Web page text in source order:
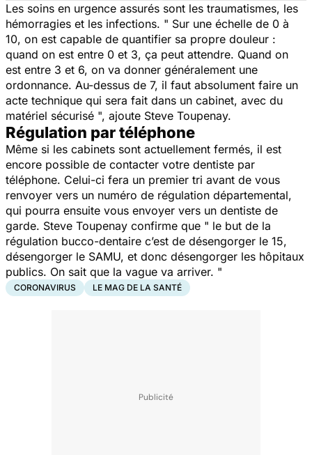
Les soins en urgence assurés sont les traumatismes, les
hémorragies et les infections. " Sur une échelle de 0 à
10, on est capable de quantifier sa propre douleur :
quand on est entre 0 et 3, ça peut attendre. Quand on
est entre 3 et 6, on va donner généralement une
ordonnance. Au-dessus de 7, il faut absolument faire un
acte technique qui sera fait dans un cabinet, avec du
matériel sécurisé ", ajoute Steve Toupenay.
Régulation par téléphone
Même si les cabinets sont actuellement fermés, il est
encore possible de contacter votre dentiste par
téléphone. Celui-ci fera un premier tri avant de vous
renvoyer vers un numéro de régulation départemental,
qui pourra ensuite vous envoyer vers un dentiste de
garde. Steve Toupenay confirme que " le but de la
régulation bucco-dentaire c’est de désengorger le 15,
désengorger le SAMU, et donc désengorger les hôpitaux
publics. On sait que la vague va arriver. "
CORONAVIRUS LE MAG DE LA SANTÉ